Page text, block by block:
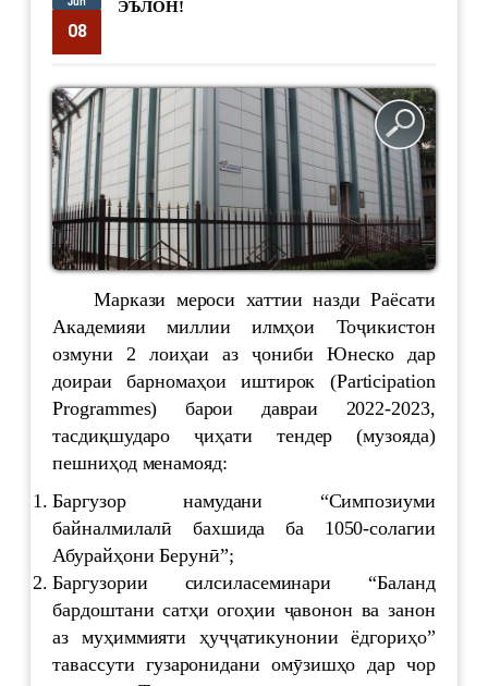
08
ЭЪЛОН!
Маркази мероси хаттии назди Раёсати
Академияи миллии илмҳои Тоҷикистон
озмуни 2 лоиҳаи аз ҷониби Юнеско дар
доираи барномаҳои иштирок (Participation
Programmes) барои давраи 2022-2023,
тасдиқшударо ҷиҳати тендер (музояда)
пешниҳод менамояд:
Баргузор намудани “Симпозиуми
байналмилалӣ бахшида ба 1050-солагии
Абурайҳони Берунӣ”;
Баргузории силсиласеминари “Баланд
бардоштани сатҳи огоҳии ҷавонон ва занон
аз муҳиммияти ҳуҷҷатикунонии ёдгориҳо”
тавассути гузаронидани омӯзишҳо дар чор